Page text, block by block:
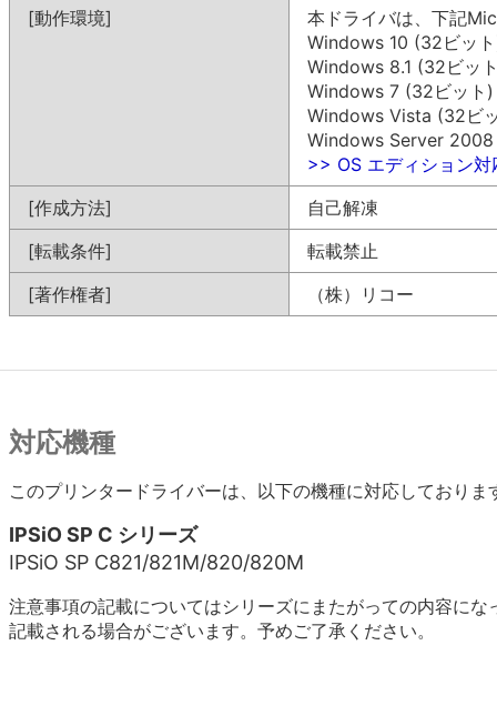
[動作環境]
本ドライバは、下記
Windows 10 (32ビッ
Windows 8.1 (32ビッ
Windows 7 (32ビット)
Windows Vista (32ビ
Windows Server
>> OS エディション対
[作成方法]
自己解凍
[転載条件]
転載禁止
[著作権者]
（株）リコー
対応機種
このプリンタードライバーは、以下の機種に対応しておりま
IPSiO SP C シリーズ
IPSiO SP C821/821M/820/820M
注意事項の記載についてはシリーズにまたがっての内容に
記載される場合がございます。予めご了承ください。